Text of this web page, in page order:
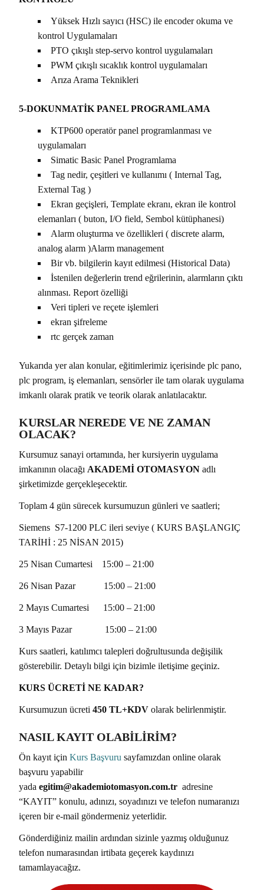
Yüksek Hızlı sayıcı (HSC) ile encoder okuma ve
kontrol Uygulamaları
PTO çıkışlı step-servo kontrol uygulamaları
PWM çıkışlı sıcaklık kontrol uygulamaları
Arıza Arama Teknikleri
5-DOKUNMATİK PANEL PROGRAMLAMA
KTP600 operatör panel programlanması ve
uygulamaları
Simatic Basic Panel Programlama
Tag nedir, çeşitleri ve kullanımı ( Internal Tag,
External Tag )
Ekran geçişleri, Template ekranı, ekran ile kontrol
elemanları ( buton, I/O field, Sembol kütüphanesi)
Alarm oluşturma ve özellikleri ( discrete alarm,
analog alarm )Alarm management
Bir vb. bilgilerin kayıt edilmesi (Historical Data)
İstenilen değerlerin trend eğrilerinin, alarmların çıktı
alınması. Report özelliği
Veri tipleri ve reçete işlemleri
ekran şifreleme
rtc gerçek zaman
Yukarıda yer alan konular, eğitimlerimiz içerisinde plc pano,
plc program, iş elemanları, sensörler ile tam olarak uygulama
imkanlı olarak pratik ve teorik olarak anlatılacaktır.
KURSLAR NEREDE VE NE ZAMAN
OLACAK?
Kursumuz sanayi ortamında, her kursiyerin uygulama
imkanının olacağı AKADEMİ OTOMASYON adlı
şirketimizde gerçekleşecektir.
Toplam 4 gün sürecek kursumuzun günleri ve saatleri;
Siemens S7-1200 PLC ileri seviye ( KURS BAŞLANGIÇ
TARİHİ : 25 NİSAN 2015)
25 Nisan Cumartesi 15:00 – 21:00
26 Nisan Pazar 15:00 – 21:00
2 Mayıs Cumartesi 15:00 – 21:00
3 Mayıs Pazar 15:00 – 21:00
Kurs saatleri, katılımcı talepleri doğrultusunda değişilik
gösterebilir. Detaylı bilgi için bizimle iletişime geçiniz.
KURS ÜCRETİ NE KADAR?
Kursumuzun ücreti 450 TL+KDV olarak belirlenmiştir.
NASIL KAYIT OLABİLİRİM?
Ön kayıt için Kurs Başvuru sayfamızdan online olarak
başvuru yapabilir
yada egitim@akademiotomasyon.com.tr adresine
“KAYIT” konulu, adınızı, soyadınızı ve telefon numaranızı
içeren bir e-mail göndermeniz yeterlidir.
Gönderdiğiniz mailin ardından sizinle yazmış olduğunuz
telefon numarasından irtibata geçerek kaydınızı
tamamlayacağız.